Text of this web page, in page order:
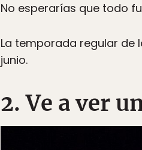
No esperarías que todo
La temporada regular de
junio.
2. Ve a ver